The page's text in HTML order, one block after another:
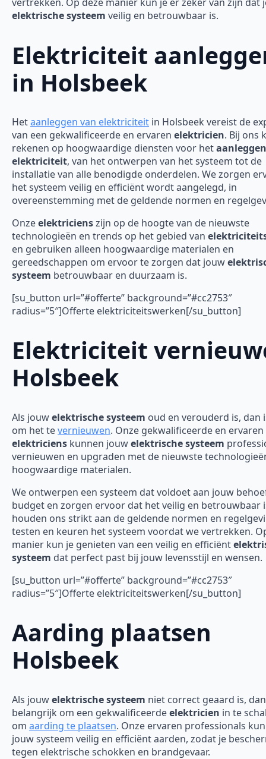
elektrische systeem veilig en betrouwbaar is.
Elektriciteit
in Holsbeek
Hetaanleggen van elektriciteit in Holsbeek vereist de
van een gekwalificeerde en ervaren elektricien. Bij ons
rekenen op hoogwaardige diensten voor het
elektriciteit, van het ontwerpen van het systeem tot de
installatie van alle benodigde onderdelen. We zorgen
het systeem veilig en efficiënt wordt aangelegd, in
overeenstemming met de geldende normen en
Onzeelektricienszijn op de hoogte van de nieuwste
technologieën en trends op het gebied van
en gebruiken alleen hoogwaardige materialen en
gereedschappen om ervoor te zorgen dat jouw
systeem betrouwbaar en duurzaam is.
[su_button url=”#offerte” background=”#cc2753″
radius=”5″]Offerte elektriciteitswerken[/su_button]
Elektriciteit
Holsbeek
Als jouwelektrische systeem oud en verouderd is, dan
om het tevernieuwen. Onze gekwalificeerde en ervaren
elektriciens kunnen jouwelektrische systeem
vernieuwen en upgraden met de nieuwste
hoogwaardige materialen.
We ontwerpen een systeem dat voldoet aan jouw
budget en zorgen ervoor dat het veilig en betrouwbaar
houden ons strikt aan de geldende normen en
testen en keuren het systeem voordat we vertrekken.
manier kun je genieten van een veilig en efficiënt
systeem dat perfect past bij jouw levensstijl en wensen.
[su_button url=”#offerte” background=”#cc2753″
radius=”5″]Offerte elektriciteitswerken[/su_button]
Aarding plaatsen
Holsbeek
Als jouwelektrische systeem niet correct geaard is,
belangrijk om een gekwalificeerdeelektricien in te
om aarding te plaatsen. Onze ervaren professionals
jouw systeem veilig en efficiënt aarden, zodat je
tegen elektrische schokken en brandgevaar.